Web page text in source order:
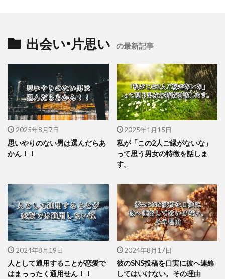
出会い•片思い の最新記事
2025年8月7日
思いやりのない男は選んだらあ
かん！！
2025年1月15日
私が「この2人ご縁がないな」
って思う男女の特徴を話しま
す。
2024年8月19日
人として通用することが恋愛で
はまっったく通用せん！！
2024年8月17日
彼のSNS投稿を口実に彼へ連絡
してはいけない。その理由